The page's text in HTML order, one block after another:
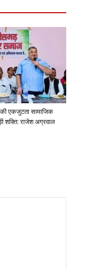
एकजुटता सामाजिक
शक्ति: राजेश अग्रवाल